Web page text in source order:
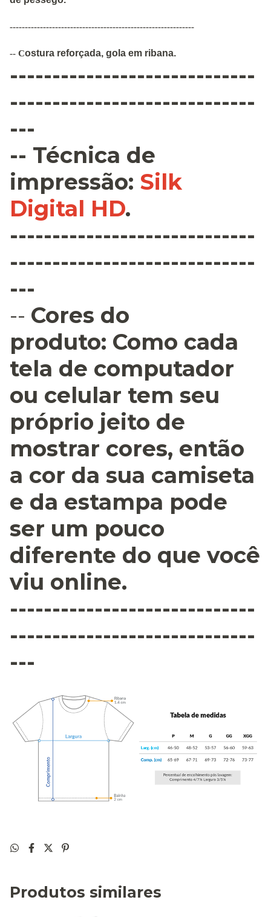
-------------------------------------------------------------
-- Costura reforçada, gola em ribana.
-----------------------------
-----------------------------
---
-- Técnica de
impressão: Silk
Digital HD.
-----------------------------
-----------------------------
---
-- Cores do
produto: Como cada
tela de computador
ou celular tem seu
próprio jeito de
mostrar cores, então
a cor da sua camiseta
e da estampa pode
ser um pouco
diferente do que você
viu online.
-----------------------------
-----------------------------
---
Produtos similares